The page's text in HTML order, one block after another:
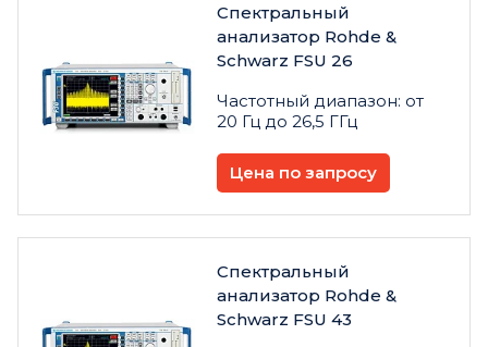
Спектральный
анализатор Rohde &
Schwarz FSU 26
Частотный диапазон: от
20 Гц до 26,5 ГГц
Цена по запросу
Спектральный
анализатор Rohde &
Schwarz FSU 43